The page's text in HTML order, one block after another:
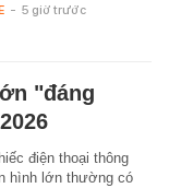
- 5 giờ trước
"đáng
điện thoại thông
hình lớn thường có